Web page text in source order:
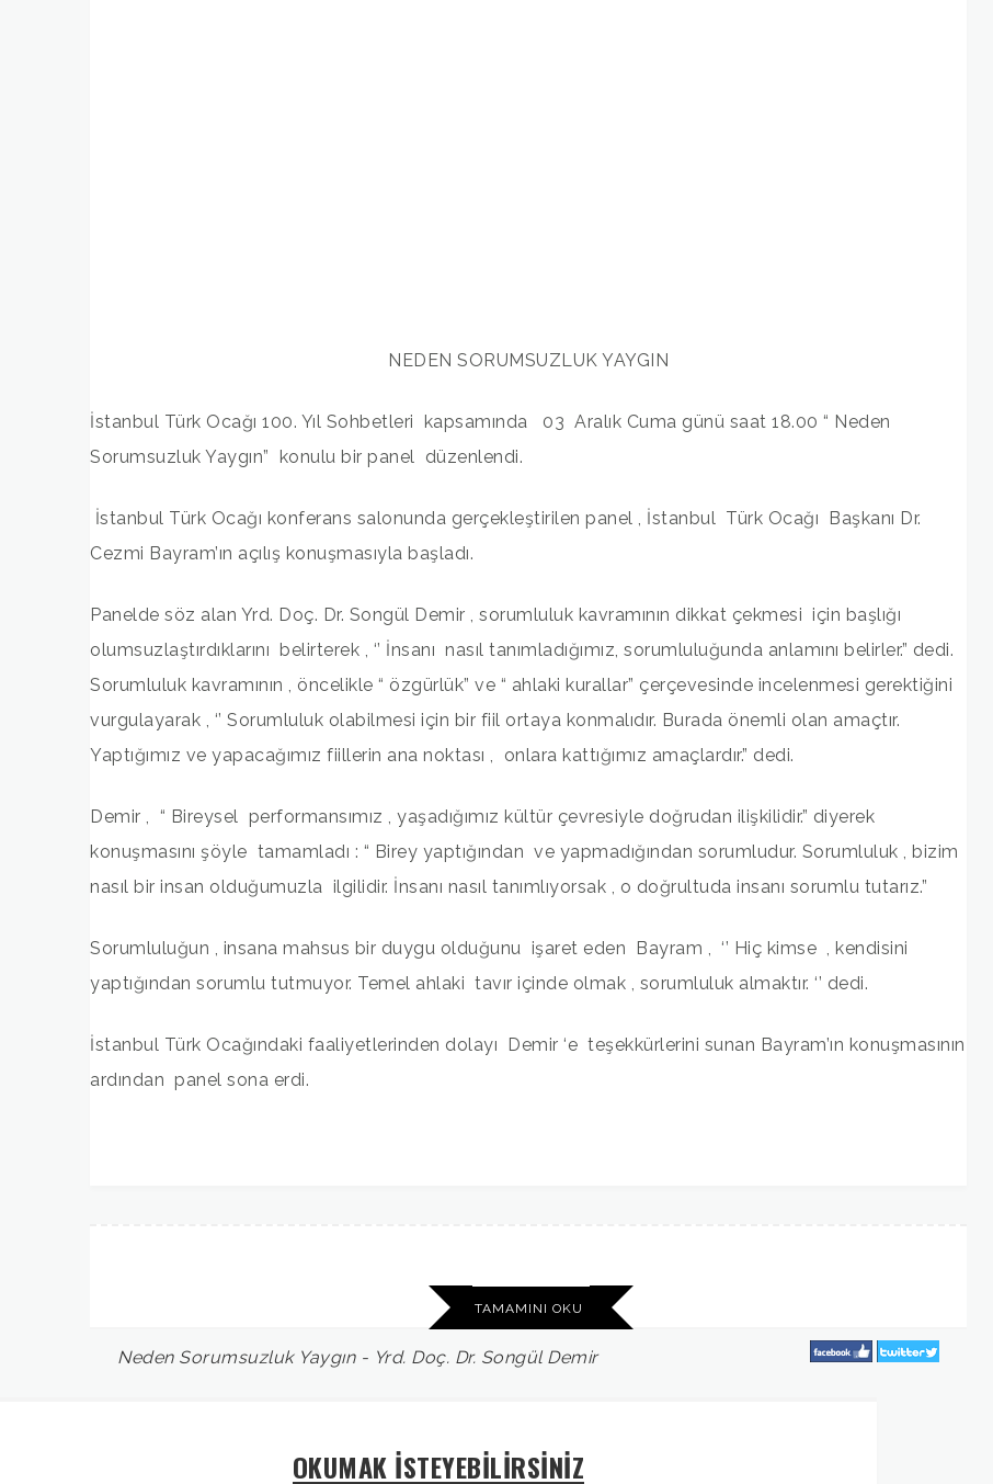
NEDEN SORUMSUZLUK YAYGIN
İstanbul Türk Ocağı 100. Yıl Sohbetleri kapsamında 03 Aralık Cuma günü saat 18.00 “ Neden
Sorumsuzluk Yaygın” konulu bir panel düzenlendi.
İstanbul Türk Ocağı konferans salonunda gerçekleştirilen panel , İstanbul Türk Ocağı Başkanı Dr.
Cezmi Bayram’ın açılış konuşmasıyla başladı.
Panelde söz alan Yrd. Doç. Dr. Songül Demir , sorumluluk kavramının dikkat çekmesi için başlığı
olumsuzlaştırdıklarını belirterek , ‘’ İnsanı nasıl tanımladığımız, sorumluluğunda anlamını belirler.” dedi.
Sorumluluk kavramının , öncelikle “ özgürlük” ve “ ahlaki kurallar” çerçevesinde incelenmesi gerektiğini
vurgulayarak , ‘’ Sorumluluk olabilmesi için bir fiil ortaya konmalıdır. Burada önemli olan amaçtır.
Yaptığımız ve yapacağımız fiillerin ana noktası , onlara kattığımız amaçlardır.” dedi.
Demir , “ Bireysel performansımız , yaşadığımız kültür çevresiyle doğrudan ilişkilidir.” diyerek
konuşmasını şöyle tamamladı : “ Birey yaptığından ve yapmadığından sorumludur. Sorumluluk , bizim
nasıl bir insan olduğumuzla ilgilidir. İnsanı nasıl tanımlıyorsak , o doğrultuda insanı sorumlu tutarız.”
Sorumluluğun , insana mahsus bir duygu olduğunu işaret eden Bayram , ‘’ Hiç kimse , kendisini
yaptığından sorumlu tutmuyor. Temel ahlaki tavır içinde olmak , sorumluluk almaktır. ‘’ dedi.
İstanbul Türk Ocağındaki faaliyetlerinden dolayı Demir ‘e teşekkürlerini sunan Bayram’ın konuşmasının
ardından panel sona erdi.
TAMAMINI OKU
Neden Sorumsuzluk Yaygın - Yrd. Doç. Dr. Songül Demir
OKUMAK İSTEYEBİLİRSİNİZ